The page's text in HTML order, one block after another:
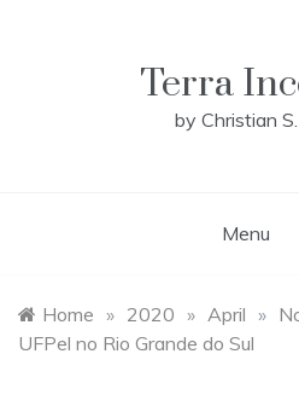
Terra
by Christian
Menu
Home » 2020 » April »
UFPel no Rio Grande do Sul